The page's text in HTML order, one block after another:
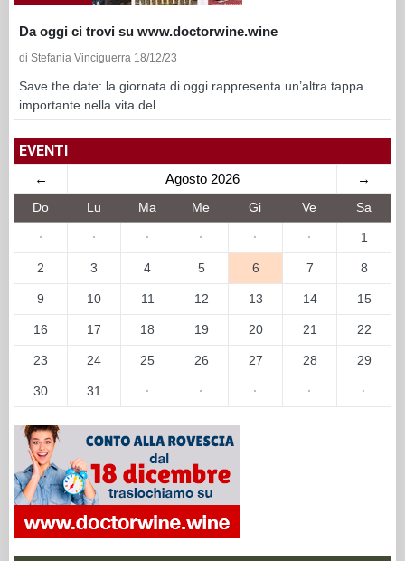
Da oggi ci trovi su www.doctorwine.wine
di Stefania Vinciguerra 18/12/23
Save the date: la giornata di oggi rappresenta un’altra tappa
importante nella vita del...
EVENTI
← Agosto 2026 →
Do Lu Ma Me Gi Ve Sa
· · · · · · 1
2 3 4 5 6 7 8
9 10 11 12 13 14 15
16 17 18 19 20 21 22
23 24 25 26 27 28 29
30 31 · · · · ·